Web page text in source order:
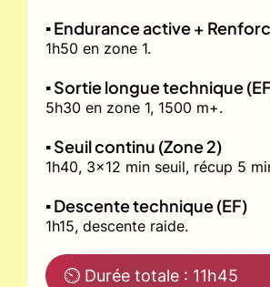
▪️ Endurance active +
1h50 en zone 1.
▪️ Sortie longue technique
5h30 en zone 1, 1500 m+.
▪️ Seuil continu (Zone 2)
1h40, 3x12 min seuil, récup 5
▪️ Descente technique (EF)
1h15, descente raide.
⏲ Durée totale : 11h45